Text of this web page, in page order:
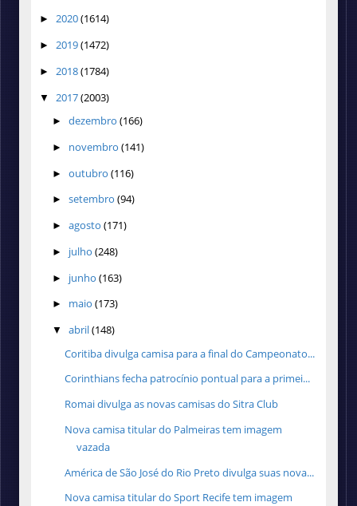
► 2020(1614)
► 2019(1472)
► 2018(1784)
▼ 2017(2003)
► dezembro (166)
► novembro (141)
► outubro (116)
► setembro (94)
► agosto (171)
► julho (248)
► junho (163)
► maio (173)
▼ abril(148)
Coritiba divulga camisa para a final do Campeonato...
Corinthians fecha patrocínio pontual para a primei...
Romai divulga as novas camisas do Sitra Club
Nova camisa titular do Palmeiras tem imagem
vazada
América de São José do Rio Preto divulga suas nova...
Nova camisa titular do Sport Recife tem imagem